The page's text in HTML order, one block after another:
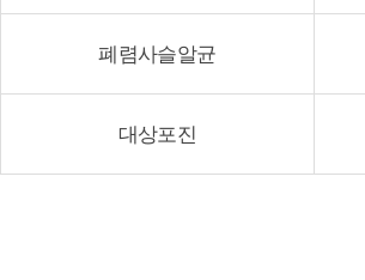
폐렴사슬알균
대상포진